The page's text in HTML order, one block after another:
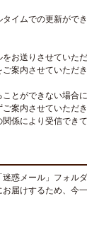
イムでの更新が
お送りさせていただ
案内させていただき
とができない場合
案内させていただき
係により受信でき
惑メール」フォル
届けするため、今